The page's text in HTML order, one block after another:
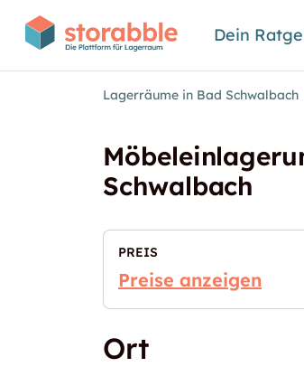
Dein
Lagerräume in Bad Schwalbach
Schwalbach
PREIS
Preise anzeigen
Ort